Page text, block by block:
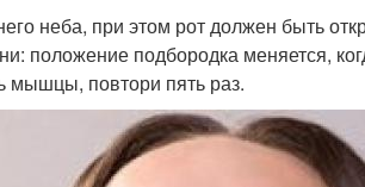
неба, при этом рот должен быть
положение подбородка меняется,
мышцы, повтори пять раз.